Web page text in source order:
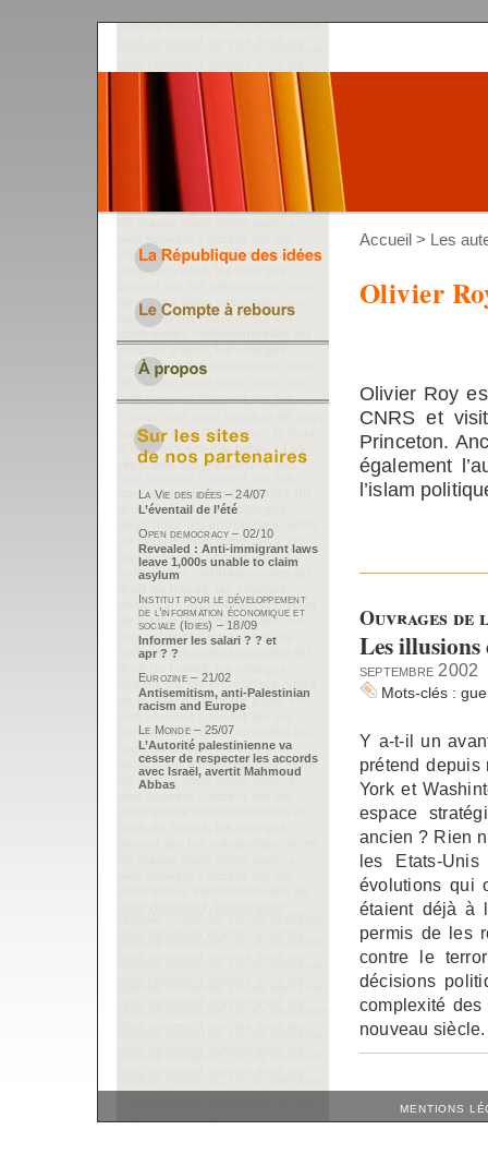
Accueil > Les
Olivier
Olivier Roy
CNRS et
Princeton.
également
l’islam
Ouvrages
Les illusions
septembre 2002
Mots-clés :
Y a-t-il un
prétend
York et
espace
ancien ? Rien
les Etats-
évolutions qui
étaient déjà à
permis de les
contre le
décisions
complexité
nouveau siècle.
La Vie des idées – 24/07
L’éventail de l’été
Open democracy – 02/10
Revealed : Anti-immigrant laws
leave 1,000s unable to claim
asylum
Institut pour le développement
de l’information économique et
sociale (Idies) – 18/09
Informer les salari ? ? et
apr ? ?
Eurozine – 21/02
Antisemitism, anti-Palestinian
racism and Europe
Le Monde – 25/07
L’Autorité palestinienne va
cesser de respecter les accords
avec Israël, avertit Mahmoud
Abbas
MENTIONS